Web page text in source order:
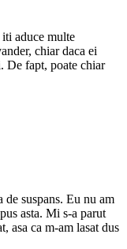
aduce multe
chiar daca ei
De fapt, poate chiar
suspans. Eu nu am
asta. Mi s-a parut
asa ca m-am lasat dus